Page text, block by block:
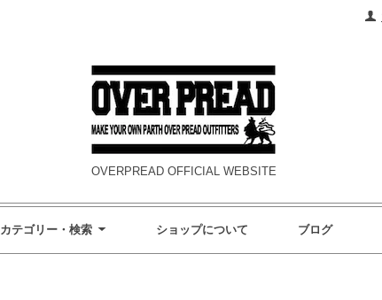
OVERPREAD OFFICIAL WEBSITE
カテゴリー・検索 ショップについて ブログ